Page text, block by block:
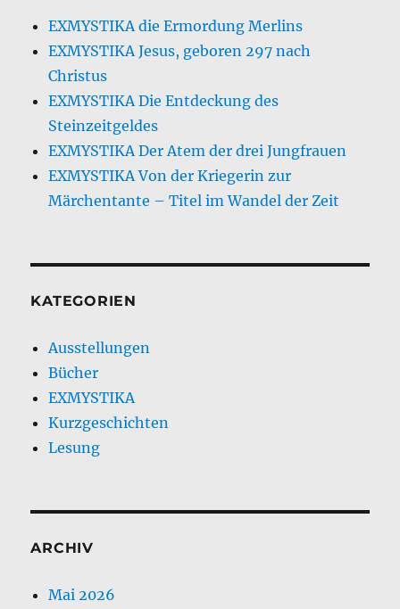
EXMYSTIKA die Ermordung Merlins
EXMYSTIKA Jesus, geboren 297 nach
Christus
EXMYSTIKA Die Entdeckung des
Steinzeitgeldes
EXMYSTIKA Der Atem der drei Jungfrauen
EXMYSTIKA Von der Kriegerin zur
Märchentante – Titel im Wandel der Zeit
KATEGORIEN
Ausstellungen
Bücher
EXMYSTIKA
Kurzgeschichten
Lesung
ARCHIV
Mai 2026